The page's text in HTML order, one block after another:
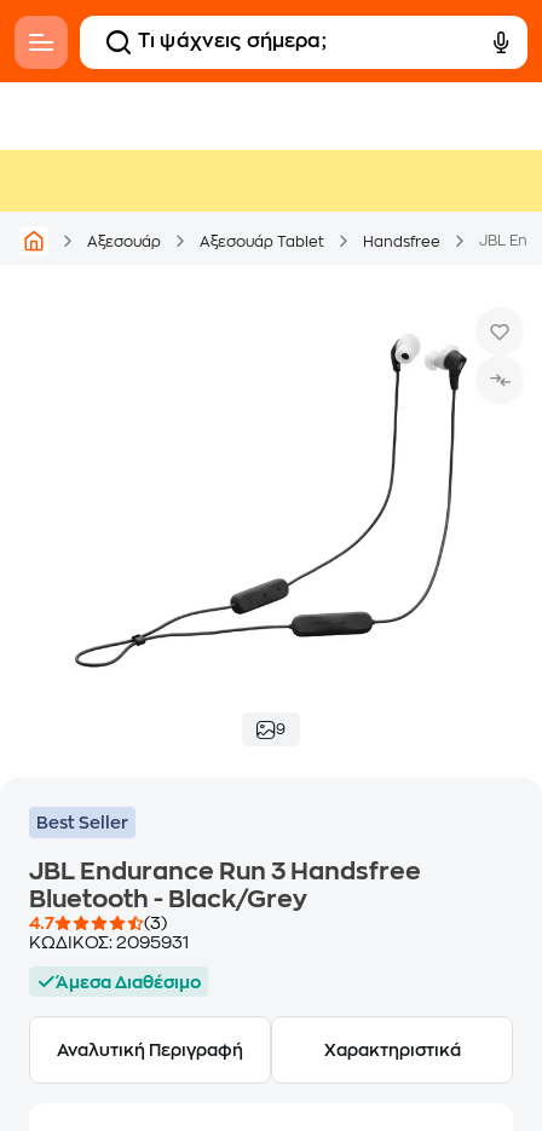
Αξεσουάρ Αξεσουάρ Tablet Handsfree JBL
9
Best Seller
JBL Endurance Run 3 Handsfree
Bluetooth - Black/Grey
4.7
(3)
ΚΩΔΙΚΟΣ: 2095931
Άμεσα Διαθέσιμο
Αναλυτική Περιγραφή Χαρακτηριστικά